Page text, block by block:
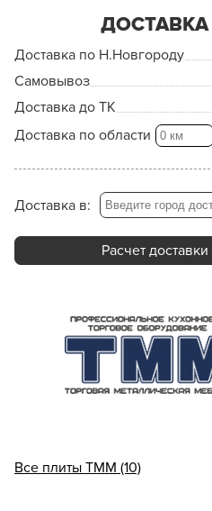
ДОСТАВКА
Доставка по Н.Новгороду
Самовывоз
Доставка до ТК
Доставка по области
Доставка в:
Расчет доставки
Все плиты ТММ (10)